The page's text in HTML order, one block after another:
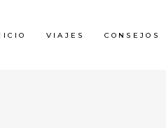
VIAJES CONSEJOS